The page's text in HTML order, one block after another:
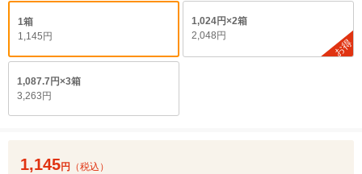
1箱
1,145円
1,024円×2箱
2,048円
お得
1,087.7円×3箱
3,263円
1,145円 （税込）